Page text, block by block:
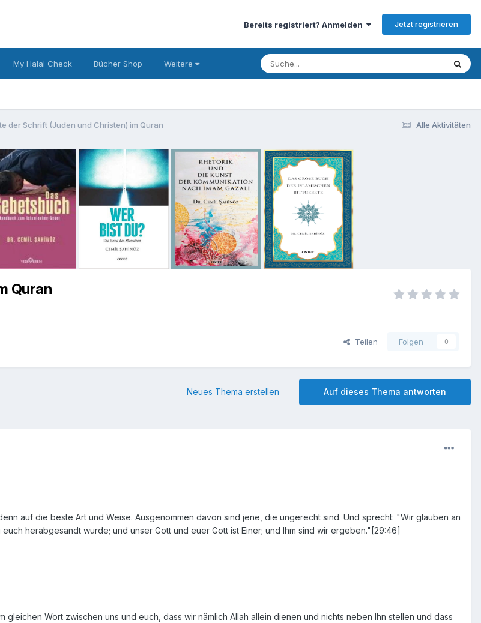
Bereits registriert? Anmelden Jetzt registrieren
My Halal Check Bücher Shop Weitere
Alle Aktivitäten
der Schrift (Juden und Christen) im Quran
Quran
Teilen Folgen 0
Auf dieses Thema antworten
Neues Thema erstellen
auf die beste Art und Weise. Ausgenommen davon sind jene, die ungerecht sind. Und sprecht: "Wir glauben an
herabgesandt wurde; und unser Gott und euer Gott ist Einer; und Ihm sind wir ergeben."[29:46]
gleichen Wort zwischen uns und euch, dass wir nämlich Allah allein dienen und nichts neben Ihn stellen und dass